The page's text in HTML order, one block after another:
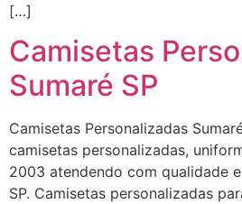
[…]
Camisetas
Sumaré SP
Camisetas Personalizadas
camisetas personalizadas,
2003 atendendo com qualidade
SP. Camisetas personalizadas